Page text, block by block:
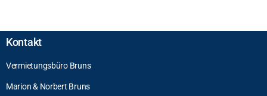
Kontakt
Vermietungsbüro Bruns
Marion & Norbert Bruns